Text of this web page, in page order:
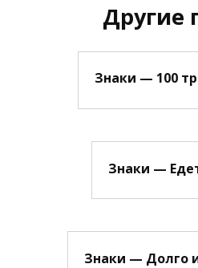
Другие
Знаки — 100
Знаки —
Знаки — Долго